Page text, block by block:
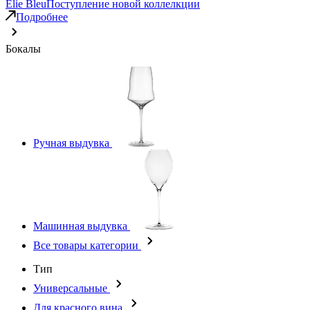
Elie BleuПоступление новой коллелкции
Подробнее
Бокалы
Ручная выдувка
Машинная выдувка
Все товары категории
Тип
Универсальные
Для красного вина